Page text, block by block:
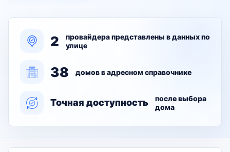
2
провайдера представлены в данных по
улице
38 домов в адресном справочнике
Точная доступность
после выбора
дома